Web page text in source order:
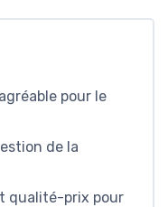
pour le
de la
qualité-prix pour